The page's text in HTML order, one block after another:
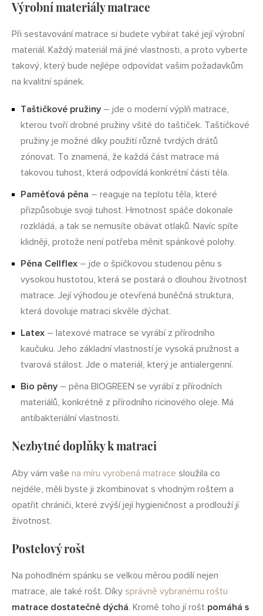
Výrobní materiály matrace
Při sestavování matrace si budete vybírat také její výrobní
materiál. Každý materiál má jiné vlastnosti, a proto vyberte
takový, který bude nejlépe odpovídat vašim požadavkům
na kvalitní spánek.
Taštičkové pružiny – jde o moderní výplň matrace,
kterou tvoří drobné pružiny všité do taštiček. Taštičkové
pružiny je možné díky použití různě tvrdých drátů
zónovat. To znamená, že každá část matrace má
takovou tuhost, která odpovídá konkrétní části těla.
Paměťová pěna – reaguje na teplotu těla, které
přizpůsobuje svoji tuhost. Hmotnost spáče dokonale
rozkládá, a tak se nemusíte obávat otlaků. Navíc spíte
klidněji, protože není potřeba měnit spánkové polohy.
Pěna Cellflex – jde o špičkovou studenou pěnu s
vysokou hustotou, která se postará o dlouhou životnost
matrace. Její výhodou je otevřená buněčná struktura,
která dovoluje matraci skvěle dýchat.
Latex – latexové matrace se vyrábí z přírodního
kaučuku. Jeho základní vlastností je vysoká pružnost a
tvarová stálost. Jde o materiál, který je antialergenní.
Bio pěny – pěna BIOGREEN se vyrábí z přírodních
materiálů, konkrétně z přírodního ricinového oleje. Má
antibakteriální vlastnosti.
Nezbytné doplňky k matraci
Aby vám vaše na míru vyrobená matrace sloužila co
nejdéle, měli byste ji zkombinovat s vhodným roštem a
opatřit chrániči, které zvýší její hygieničnost a prodlouží jí
životnost.
Postelový rošt
Na pohodlném spánku se velkou měrou podílí nejen
matrace, ale také rošt. Díky správně vybranému roštu
matrace dostatečně dýchá. Kromě toho jí rošt pomáhá s